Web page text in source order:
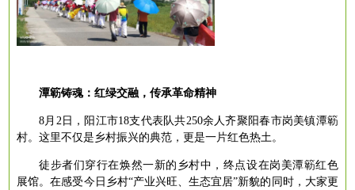
潭簕铸魂：红绿交融，传承革命精神
8月2日，阳江市18支代表队共250余人齐聚阳春市岗美镇潭簕
村。这里不仅是乡村振兴的典范，更是一片红色热土。
徒步者们穿行在焕然一新的乡村中，终点设在岗美潭簕红色
展馆。在感受今日乡村“产业兴旺、生态宜居”新貌的同时，大家更